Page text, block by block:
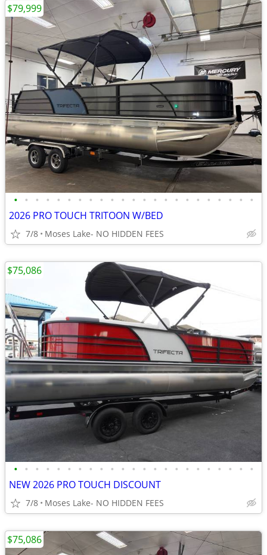
• • • • • • • • • • • • • • • • • • • • • • •
2026 PRO TOUCH TRITOON W/BED
7/8 Moses Lake- NO HIDDEN FEES
$79,999
• • • • • • • • • • • • • • • • • • • • • • •
NEW 2026 PRO TOUCH DISCOUNT
7/8 Moses Lake- NO HIDDEN FEES
$75,086
$75,086